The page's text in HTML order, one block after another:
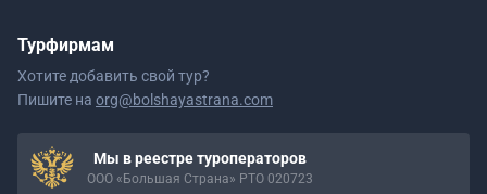
Турфирмам
Хотите добавить свой тур?
Пишите на org@bolshayastrana.com
Мы в реестре туроператоров
ООО «Большая Страна» РТО 020723